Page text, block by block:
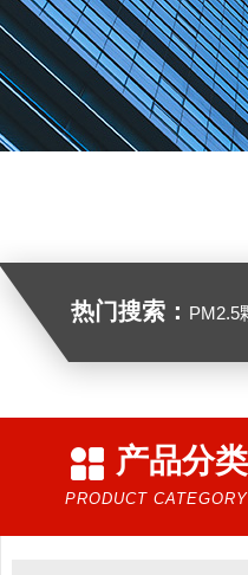
热门搜索： PM2.5颗
产品分类
PRODUCT CATEGORY